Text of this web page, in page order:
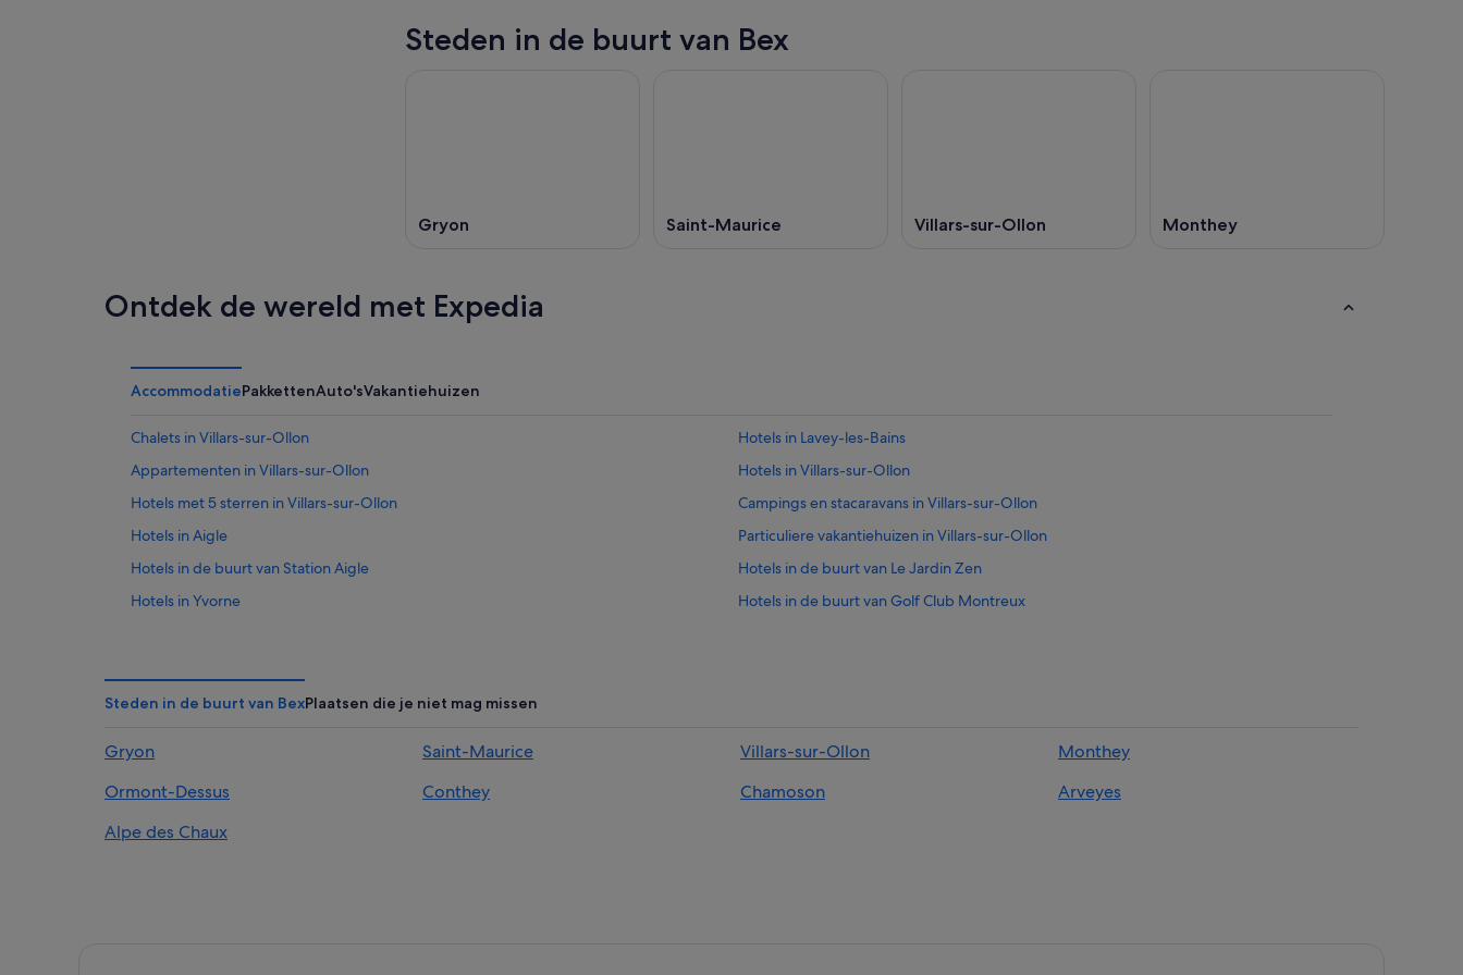
Steden in de buurt van Bex
Gryon Saint-Maurice Villars-sur-Ollon Monthey
Ontdek de wereld met Expedia
AccommodatiePakkettenAuto'sVakantiehuizen
Chalets in Villars-sur-Ollon
Hotels in Lavey-les-Bains
Appartementen in Villars-sur-Ollon
Hotels in Villars-sur-Ollon
Hotels met 5 sterren in Villars-sur-Ollon
Campings en stacaravans in Villars-sur-Ollon
Hotels in Aigle
Particuliere vakantiehuizen in Villars-sur-Ollon
Hotels in de buurt van Station Aigle
Hotels in de buurt van Le Jardin Zen
Hotels in Yvorne
Hotels in de buurt van Golf Club Montreux
Steden in de buurt van BexPlaatsen die je niet mag missen
Gryon Saint-Maurice Villars-sur-Ollon
Monthey
Ormont-Dessus
Conthey Chamoson
Arveyes
Alpe des Chaux